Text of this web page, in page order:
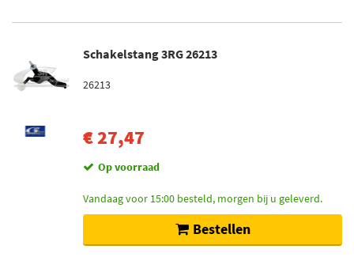
Schakelstang 3RG 26213
26213
€ 27,47
Op voorraad
Vandaag voor 15:00 besteld, morgen bij u geleverd.
Bestellen